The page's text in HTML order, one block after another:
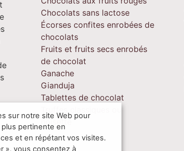
Chocolats sans lactose
Écorses confites enrobées de
chocolats
Fruits et fruits secs enrobés
de chocolat
Ganache
Gianduja
Tablettes de chocolat
noisette
sur notre site Web pour
pertinente en
et en répétant vos visites.
», vous consentez à